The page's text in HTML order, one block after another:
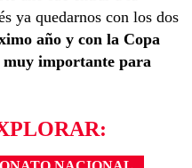
ya quedarnos con los dos
año y con la Copa
importante para